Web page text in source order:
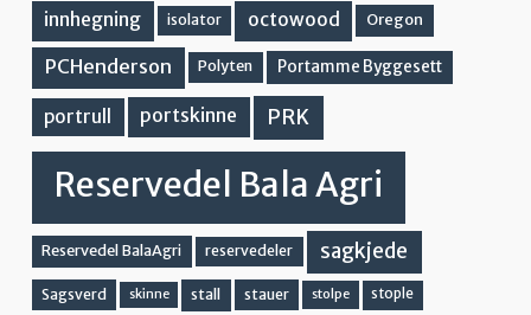
innhegning isolator octowood Oregon
PCHenderson Polyten Portamme Byggesett
portrull portskinne PRK
Reservedel Bala Agri
Reservedel BalaAgri reservedeler sagkjede
Sagsverd skinne stall stauer stolpe stople